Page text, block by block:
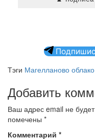
Тэги Магелланово
Добавить
Ваш адрес email не
помечены *
Комментарий *